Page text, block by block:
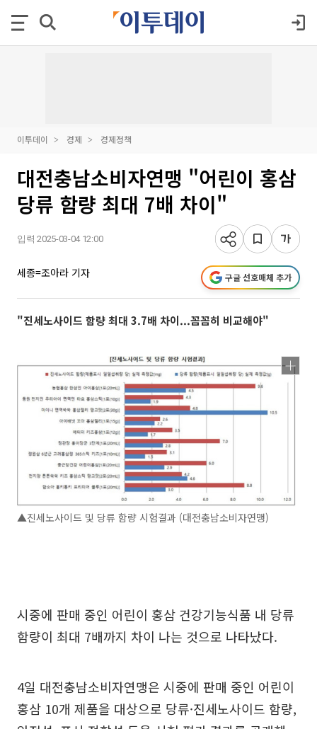
이투데이 경제 경제정책
대전충남소비자연맹 "어린이 홍삼
당류 함량 최대 7배 차이"
입력 2025-03-04 12:00
세종=조아라 기자 구글 선호매체 추가
"진세노사이드 함량 최대 3.7배 차이...꼼꼼히 비교해야"
▲진세노사이드 및 당류 함량 시험결과 (대전충남소비자연맹)
시중에 판매 중인 어린이 홍삼 건강기능식품 내 당류
함량이 최대 7배까지 차이 나는 것으로 나타났다.
4일 대전충남소비자연맹은 시중에 판매 중인 어린이
홍삼 10개 제품을 대상으로 당류·진세노사이드 함량,